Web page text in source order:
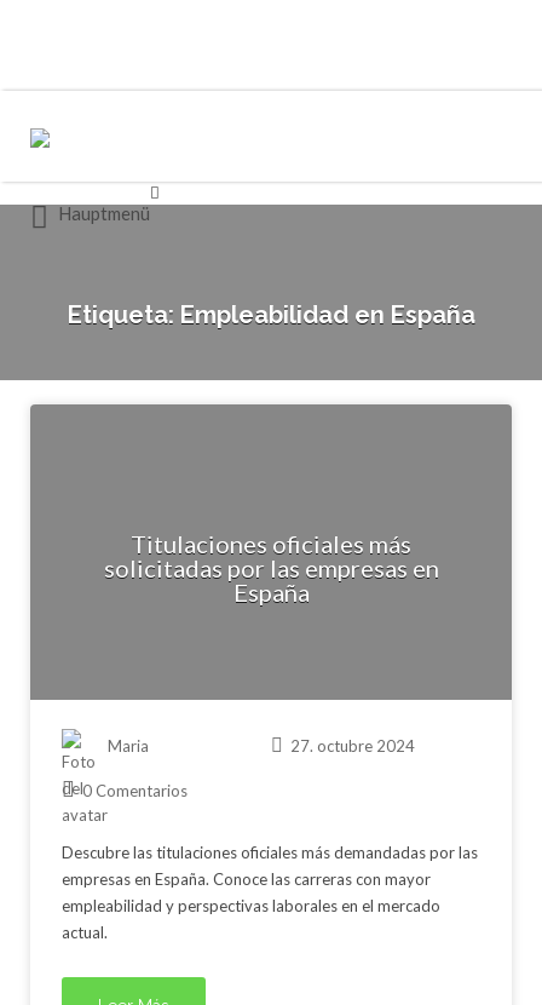
por:
Hauptmenü
Etiqueta: Empleabilidad en España
Titulaciones oficiales más
solicitadas por las empresas en
España
Maria 27. octubre 2024
0 Comentarios
Descubre las titulaciones oficiales más demandadas por las
empresas en España. Conoce las carreras con mayor
empleabilidad y perspectivas laborales en el mercado
actual.